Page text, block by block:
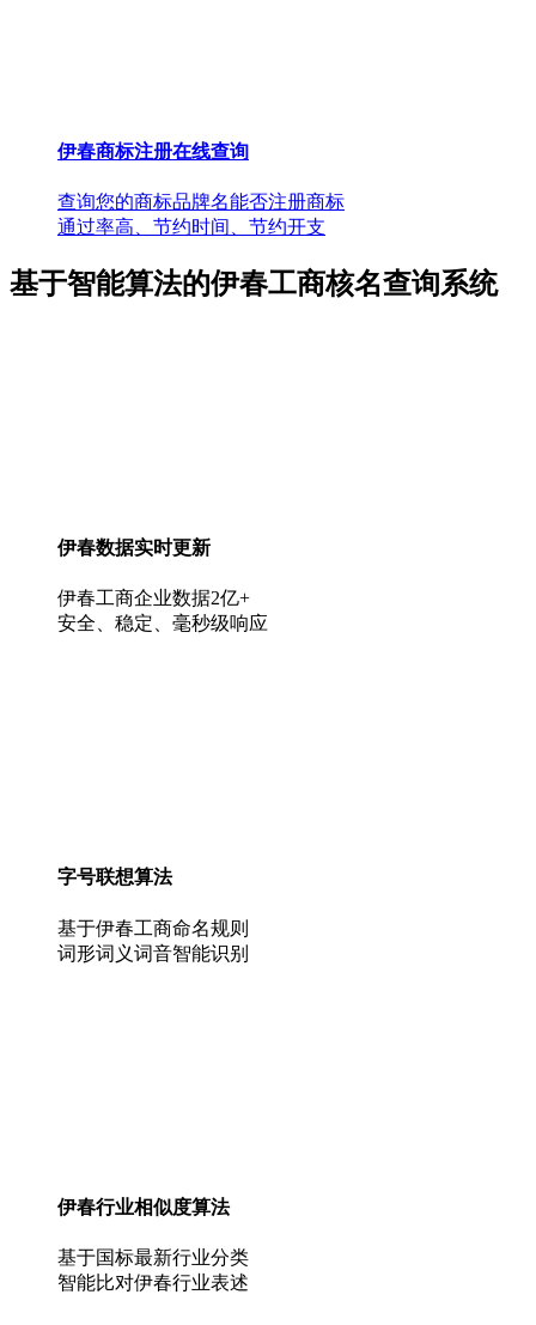
伊春商标注册在线查询
查询您的商标品牌名能否注册商标
通过率高、节约时间、节约开支
基于智能算法的伊春工商核名查询系统
伊春数据实时更新
伊春工商企业数据2亿+
安全、稳定、毫秒级响应
字号联想算法
基于伊春工商命名规则
词形词义词音智能识别
伊春行业相似度算法
基于国标最新行业分类
智能比对伊春行业表述